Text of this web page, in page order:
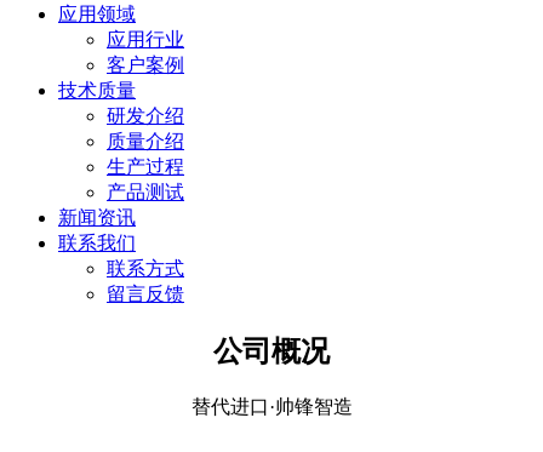
应用领域
应用行业
客户案例
技术质量
研发介绍
质量介绍
生产过程
产品测试
新闻资讯
联系我们
联系方式
留言反馈
公司概况
替代进口·帅锋智造